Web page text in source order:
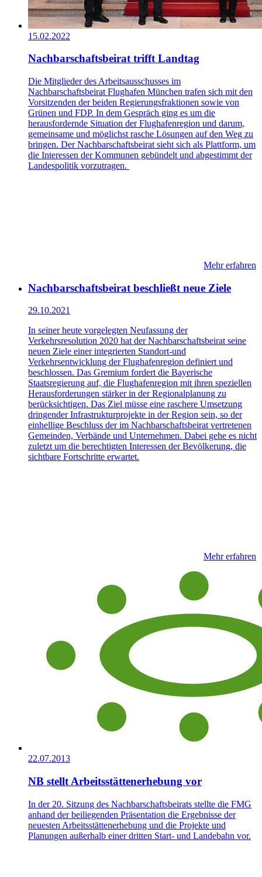
15.02.2022
Nachbarschaftsbeirat trifft Landtag
Die Mitglieder des Arbeitsausschusses im
Nachbarschaftsbeirat Flughafen München trafen sich mit den
Vorsitzenden der beiden Regierungsfraktionen sowie von
Grünen und FDP. In dem Gespräch ging es um die
herausfordernde Situation der Flughafenregion und darum,
gemeinsame und möglichst rasche Lösungen auf den Weg zu
bringen. Der Nachbarschaftsbeirat sieht sich als Plattform, um
die Interessen der Kommunen gebündelt und abgestimmt der
Landespolitik vorzutragen.
Mehr erfahren
Nachbarschaftsbeirat beschließt neue Ziele
29.10.2021
In seiner heute vorgelegten Neufassung der
Verkehrsresolution 2020 hat der Nachbarschaftsbeirat seine
neuen Ziele einer integrierten Standort-und
Verkehrsentwicklung der Flughafenregion definiert und
beschlossen. Das Gremium fordert die Bayerische
Staatsregierung auf, die Flughafenregion mit ihren speziellen
Herausforderungen stärker in der Regionalplanung zu
berücksichtigen. Das Ziel müsse eine raschere Umsetzung
dringender Infrastrukturprojekte in der Region sein, so der
einhellige Beschluss der im Nachbarschaftsbeirat vertretenen
Gemeinden, Verbände und Unternehmen. Dabei gehe es nicht
zuletzt um die berechtigten Interessen der Bevölkerung, die
sichtbare Fortschritte erwartet.
Mehr erfahren
22.07.2013
NB stellt Arbeitsstättenerhebung vor
In der 20. Sitzung des Nachbarschaftsbeirats stellte die FMG
anhand der beiliegenden Präsentation die Ergebnisse der
neuesten Arbeitsstättenerhebung und die Projekte und
Planungen außerhalb einer dritten Start- und Landebahn vor.